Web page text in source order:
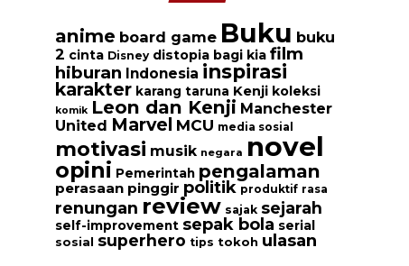
anime board game Buku buku
2 cinta Disney distopia bagi kia film
hiburan Indonesia inspirasi
karakter karang taruna Kenji koleksi
komik Leon dan Kenji Manchester
United Marvel MCU media sosial
motivasi musik negara novel
opini Pemerintah pengalaman
perasaan pinggir politik produktif rasa
renungan review sajak sejarah
self-improvement sepak bola serial
sosial superhero tips tokoh ulasan